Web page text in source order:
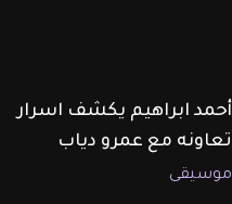
أحمد ابراهيم يكشف اسرار
تعاونه مع عمرو دياب
موسيقى